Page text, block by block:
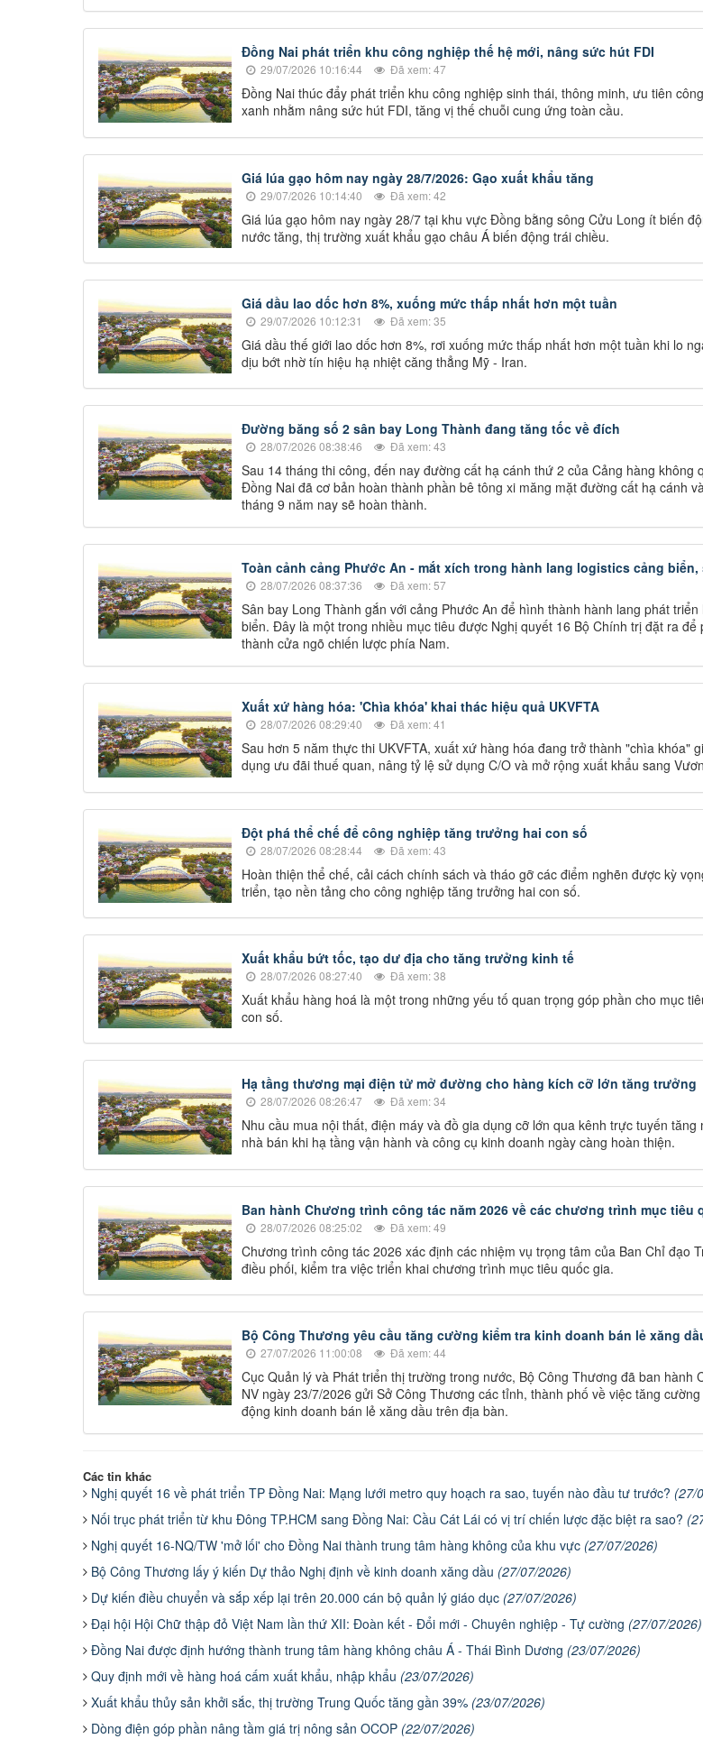
Đồng Nai phát triển khu công nghiệp thế hệ mới, nâng sức hút FDI
29/07/2026 10:16:44 Đã xem: 47
Đồng Nai thúc đẩy phát triển khu công nghiệp sinh thái, thông minh, ưu tiên
xanh nhằm nâng sức hút FDI, tăng vị thế chuỗi cung ứng toàn cầu.
Giá lúa gạo hôm nay ngày 28/7/2026: Gạo xuất khẩu tăng
29/07/2026 10:14:40 Đã xem: 42
Giá lúa gạo hôm nay ngày 28/7 tại khu vực Đồng bằng sông Cửu Long ít biến
nước tăng, thị trường xuất khẩu gạo châu Á biến động trái chiều.
Giá dầu lao dốc hơn 8%, xuống mức thấp nhất hơn một tuần
29/07/2026 10:12:31 Đã xem: 35
Giá dầu thế giới lao dốc hơn 8%, rơi xuống mức thấp nhất hơn một tuần khi lo
dịu bớt nhờ tín hiệu hạ nhiệt căng thẳng Mỹ - Iran.
Đường băng số 2 sân bay Long Thành đang tăng tốc về đích
28/07/2026 08:38:46 Đã xem: 43
Sau 14 tháng thi công, đến nay đường cất hạ cánh thứ 2 của Cảng hàng không
Đồng Nai đã cơ bản hoàn thành phần bê tông xi măng mặt đường cất hạ cánh
tháng 9 năm nay sẽ hoàn thành.
Toàn cảnh cảng Phước An - mắt xích trong hành lang logistics cảng
28/07/2026 08:37:36 Đã xem: 57
Sân bay Long Thành gắn với cảng Phước An để hình thành hành lang phát
biển. Đây là một trong nhiều mục tiêu được Nghị quyết 16 Bộ Chính trị đặt ra
thành cửa ngõ chiến lược phía Nam.
Xuất xứ hàng hóa: 'Chìa khóa' khai thác hiệu quả UKVFTA
28/07/2026 08:29:40 Đã xem: 41
Sau hơn 5 năm thực thi UKVFTA, xuất xứ hàng hóa đang trở thành "chìa khóa"
dụng ưu đãi thuế quan, nâng tỷ lệ sử dụng C/O và mở rộng xuất khẩu sang
Đột phá thể chế để công nghiệp tăng trưởng hai con số
28/07/2026 08:28:44 Đã xem: 43
Hoàn thiện thể chế, cải cách chính sách và tháo gỡ các điểm nghẽn được kỳ
triển, tạo nền tảng cho công nghiệp tăng trưởng hai con số.
Xuất khẩu bứt tốc, tạo dư địa cho tăng trưởng kinh tế
28/07/2026 08:27:40 Đã xem: 38
Xuất khẩu hàng hoá là một trong những yếu tố quan trọng góp phần cho mục
con số.
Hạ tầng thương mại điện tử mở đường cho hàng kích cỡ lớn tăng trưởng
28/07/2026 08:26:47 Đã xem: 34
Nhu cầu mua nội thất, điện máy và đồ gia dụng cỡ lớn qua kênh trực tuyến tăng
nhà bán khi hạ tầng vận hành và công cụ kinh doanh ngày càng hoàn thiện.
Ban hành Chương trình công tác năm 2026 về các chương trình mục tiêu
28/07/2026 08:25:02 Đã xem: 49
Chương trình công tác 2026 xác định các nhiệm vụ trọng tâm của Ban Chỉ đạo
điều phối, kiểm tra việc triển khai chương trình mục tiêu quốc gia.
Bộ Công Thương yêu cầu tăng cường kiểm tra kinh doanh bán lẻ xăng
27/07/2026 11:00:08 Đã xem: 44
Cục Quản lý và Phát triển thị trường trong nước, Bộ Công Thương đã ban hành
NV ngày 23/7/2026 gửi Sở Công Thương các tỉnh, thành phố về việc tăng
động kinh doanh bán lẻ xăng dầu trên địa bàn.
Các tin khác
Nghị quyết 16 về phát triển TP Đồng Nai: Mạng lưới metro quy hoạch ra sao, tuyến nào đầu tư trước? (27/
Nối trục phát triển từ khu Đông TP.HCM sang Đồng Nai: Cầu Cát Lái có vị trí chiến lược đặc biệt ra sao?
Nghị quyết 16-NQ/TW 'mở lối' cho Đồng Nai thành trung tâm hàng không của khu vực (27/07/2026)
Bộ Công Thương lấy ý kiến Dự thảo Nghị định về kinh doanh xăng dầu (27/07/2026)
Dự kiến điều chuyển và sắp xếp lại trên 20.000 cán bộ quản lý giáo dục (27/07/2026)
Đại hội Hội Chữ thập đỏ Việt Nam lần thứ XII: Đoàn kết - Đổi mới - Chuyên nghiệp - Tự cường (27/07/2026)
Đồng Nai được định hướng thành trung tâm hàng không châu Á - Thái Bình Dương (23/07/2026)
Quy định mới về hàng hoá cấm xuất khẩu, nhập khẩu (23/07/2026)
Xuất khẩu thủy sản khởi sắc, thị trường Trung Quốc tăng gần 39% (23/07/2026)
Dòng điện góp phần nâng tầm giá trị nông sản OCOP (22/07/2026)